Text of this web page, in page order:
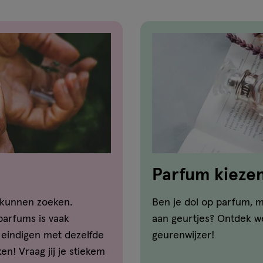
zoeken.
is vaak
met dezelfde
Vraag jij je stiekem
Parfum
Ben je dol op parfum,
aan geurtjes? Ontdek
geurenwijzer!